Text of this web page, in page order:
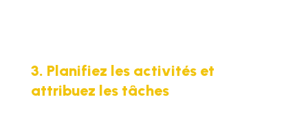
3. Planifiez les activités et
attribuez les tâches